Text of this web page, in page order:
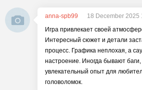
anna-spb99
18 December 2025
Игра привлекает своей
Интересный сюжет и детали
процесс. Графика неплохая, а
настроение. Иногда бывают
увлекательный опыт для
головоломок.